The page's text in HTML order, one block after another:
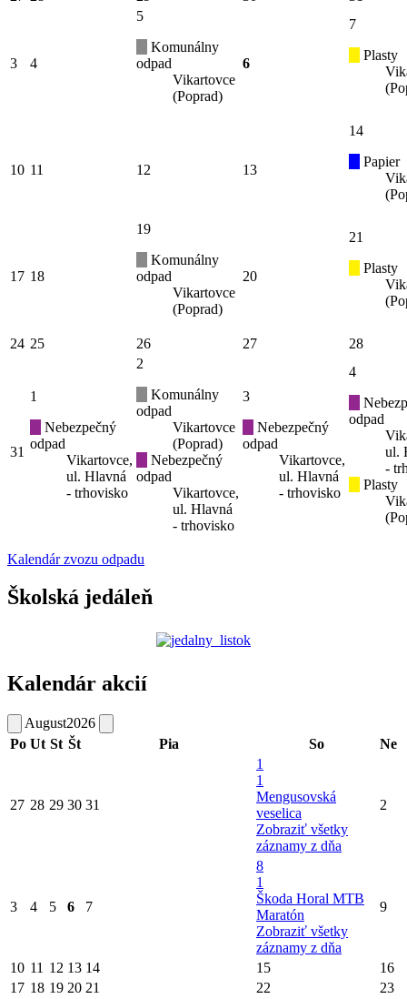
3 4
5
Komunálny
odpad
Vikartovce
(Poprad)
6
7
Plasty
10 11 12 13
14
Papier
17 18
19
Komunálny
odpad
Vikartovce
(Poprad)
20
21
Plasty
24 25 26 27 28
31
1
Nebezpečný
odpad
Vikartovce,
ul. Hlavná
- trhovisko
2
Komunálny
odpad
Vikartovce
(Poprad)
Nebezpečný
odpad
Vikartovce,
ul. Hlavná
- trhovisko
3
Nebezpečný
odpad
Vikartovce,
ul. Hlavná
- trhovisko
4
odpad
ul.
-
Plasty
Kalendár zvozu odpadu
Školská jedáleň
Kalendár akcií
August2026
Po Ut St Št Pia So Ne
27 28 29 30 31
1
1
Mengusovská
veselica
Zobraziť všetky
záznamy z dňa
2
3 4 5 6 7
8
1
Škoda Horal MTB
Maratón
Zobraziť všetky
záznamy z dňa
9
10 11 12 13 14 15
16
17 18 19 20 21 22 23